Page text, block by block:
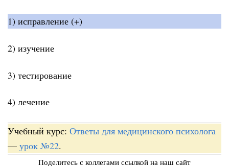
1) исправление (+)
2) изучение
3) тестирование
4) лечение
Учебный курс: Ответы для медицинского психолога
— урок №22.
Поделитесь с коллегами ссылкой на наш сайт